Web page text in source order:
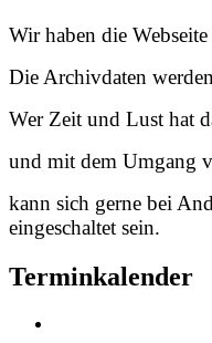
Wir haben die
Die Archivdaten
Wer Zeit und Lust hat
und mit dem Umgang
kann sich gerne bei
eingeschaltet sein.
Terminkalender